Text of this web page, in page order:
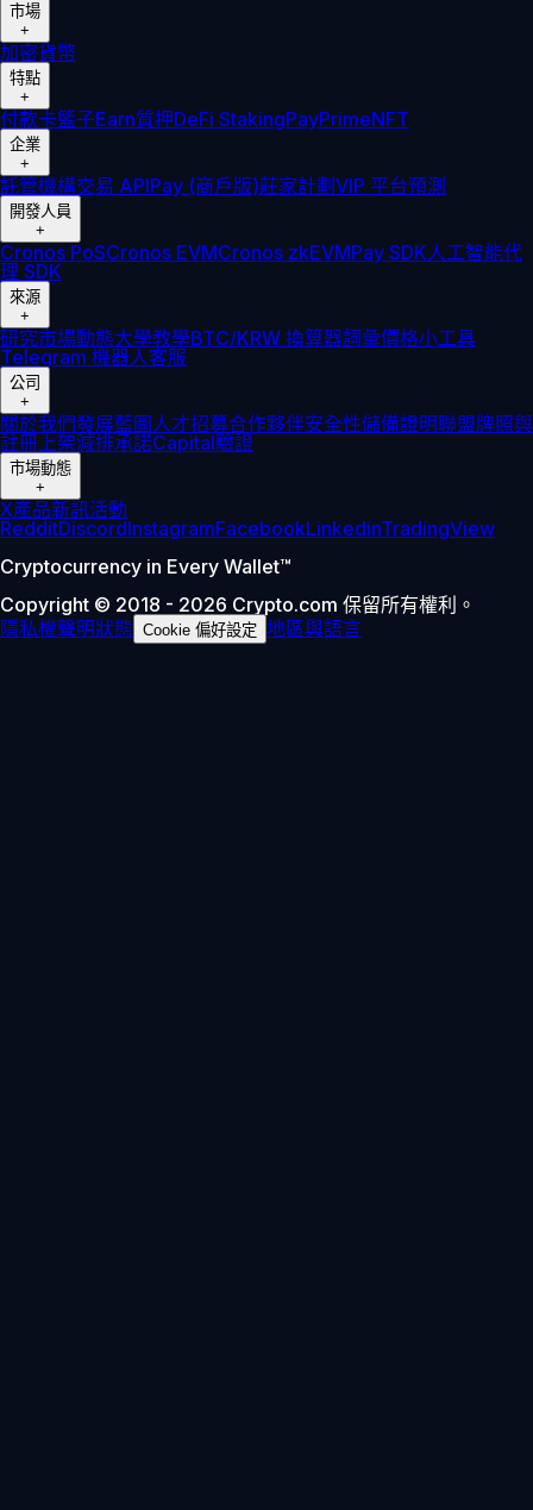
市場
+
加密貨幣
特點
+
付款卡籃子Earn質押DeFi StakingPayPrimeNFT
企業
+
託管機構交易 APIPay (商戶版)莊家計劃VIP 平台預測
開發人員
+
Cronos PoSCronos EVMCronos zkEVMPay SDK人工智能代
理 SDK
來源
+
研究市場動態大學教學BTC/KRW 換算器詞彙價格小工具
Telegram 機器人客服
公司
+
關於我們發展藍圖人才招募合作夥伴安全性儲備證明聯盟牌照與
註冊 上架減排承諾Capital驗證
市場動態
+
X產品新訊活動
RedditDiscordInstagramFacebookLinkedinTradingView
Cryptocurrency in Every Wallet™
Copyright © 2018 - 2026 Crypto.com 保留所有權利。
隱私權聲明狀態 Cookie 偏好設定 地區與語言